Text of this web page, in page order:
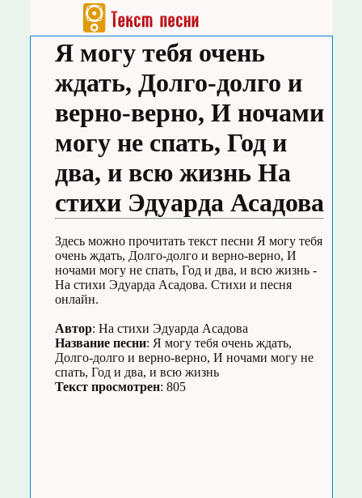
Я могу тебя очень
ждать, Долго-долго и
верно-верно, И ночами
могу не спать, Год и
два, и всю жизнь На
стихи Эдуарда Асадова
Здесь можно прочитать текст песни Я могу тебя
очень ждать, Долго-долго и верно-верно, И
ночами могу не спать, Год и два, и всю жизнь -
На стихи Эдуарда Асадова. Стихи и песня
онлайн.
Автор: На стихи Эдуарда Асадова
Название песни: Я могу тебя очень ждать,
Долго-долго и верно-верно, И ночами могу не
спать, Год и два, и всю жизнь
Текст просмотрен: 805